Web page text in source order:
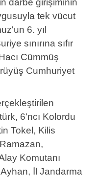
tek vücut
6. yıl
sınırına sıfır
Cümmüş
Cumhuriyet
6'ncı Kolordu
Tokel, Kilis
Komutanı
İl Jandarma